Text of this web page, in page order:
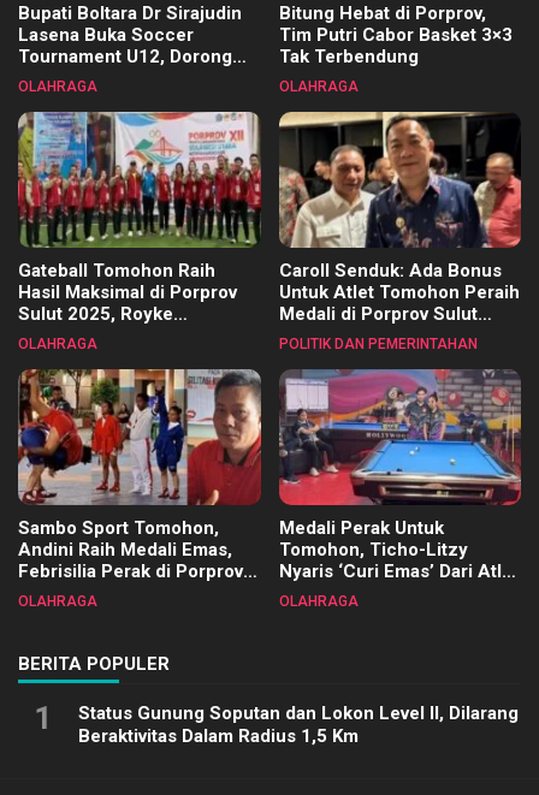
Bupati Boltara Dr Sirajudin
Lasena Buka Soccer
Tournament U12, Dorong
Pembinaan Merata di Setiap
OLAHRAGA
Bitung Hebat di Porprov,
Tim Putri Cabor Basket 3×3
Tak Terbendung
OLAHRAGA
Gateball Tomohon Raih
Hasil Maksimal di Porprov
Sulut 2025, Royke
Tangkawarouw Ucapkan
OLAHRAGA
Caroll Senduk: Ada Bonus
Untuk Atlet Tomohon Peraih
Medali di Porprov Sulut
2025
POLITIK DAN PEMERINTAHAN
Sambo Sport Tomohon,
Andini Raih Medali Emas,
Febrisilia Perak di Porprov
Sulut 2025
OLAHRAGA
Medali Perak Untuk
Tomohon, Ticho-Litzy
Nyaris ‘Curi Emas’ Dari Atlet
Biliar PON di Porprov Sulut
OLAHRAGA
BERITA POPULER
1
Status Gunung Soputan dan Lokon Level II, Dilarang
Beraktivitas Dalam Radius 1,5 Km